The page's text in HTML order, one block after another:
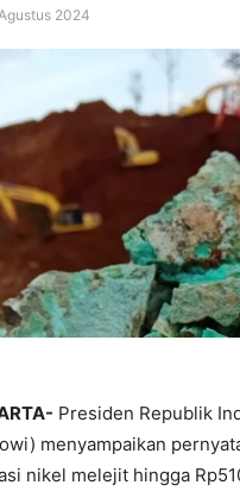
2024
Presiden Republik
menyampaikan
nikel melejit hingga